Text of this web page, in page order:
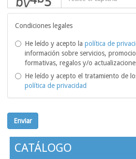
Condiciones legales
He leído y acepto la política de
información sobre servicios,
formativas, regalos y/o
He leído y acepto el tratamiento de
política de privacidad
Enviar
CATÁLOGO